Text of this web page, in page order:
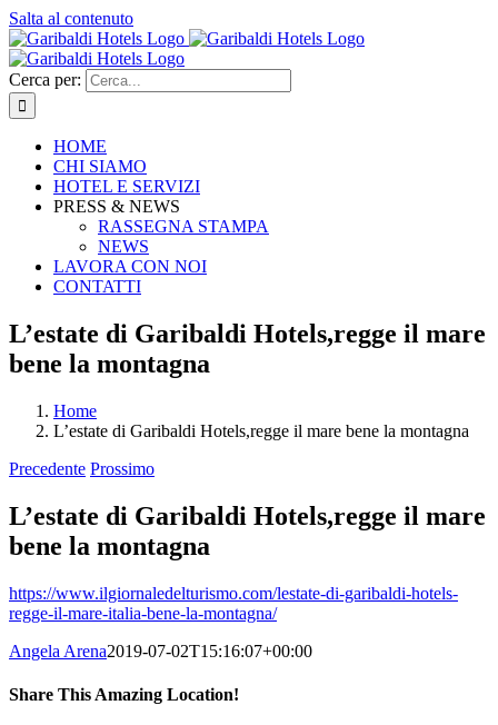
Salta al contenuto
Cerca per:
HOME
CHI SIAMO
HOTEL E SERVIZI
PRESS & NEWS
RASSEGNA STAMPA
NEWS
LAVORA CON NOI
CONTATTI
L’estate di Garibaldi Hotels,regge il mare
bene la montagna
Home
L’estate di Garibaldi Hotels,regge il mare bene la montagna
Precedente Prossimo
L’estate di Garibaldi Hotels,regge il mare
bene la montagna
https://www.ilgiornaledelturismo.com/lestate-di-garibaldi-hotels-
regge-il-mare-italia-bene-la-montagna/
Angela Arena2019-07-02T15:16:07+00:00
Share This Amazing Location!